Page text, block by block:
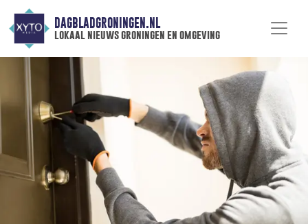
DAGBLADGRONINGEN.NL
lokaal nieuws groningen en omgeving